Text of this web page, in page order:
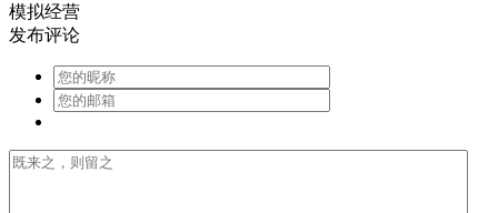
模拟经营
发布评论